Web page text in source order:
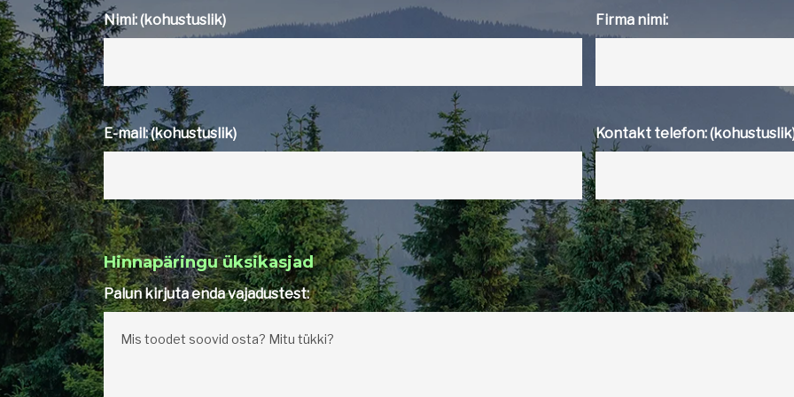
Nimi: (kohustuslik) Firma nimi:
E-mail: (kohustuslik) Kontakt telefon:
Hinnapäringu üksikasjad
Palun kirjuta enda vajadustest: